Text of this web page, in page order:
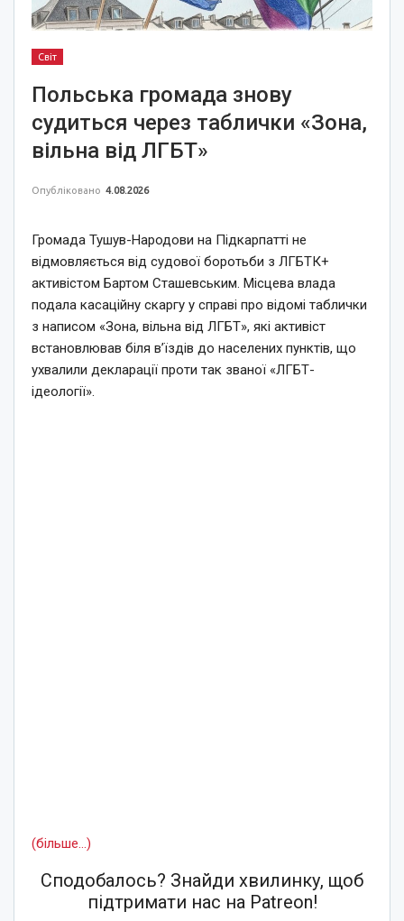
Світ
Польська громада знову
судиться через таблички «Зона,
вільна від ЛГБТ»
Опубліковано 4.08.2026
Громада Тушув-Народови на Підкарпатті не
відмовляється від судової боротьби з ЛГБТК+
активістом Бартом Сташевським. Місцева влада
подала касаційну скаргу у справі про відомі таблички
з написом «Зона, вільна від ЛГБТ», які активіст
встановлював біля в’їздів до населених пунктів, що
ухвалили декларації проти так званої «ЛГБТ-
ідеології».
(більше…)
Сподобалось? Знайди хвилинку, щоб
підтримати нас на Patreon!